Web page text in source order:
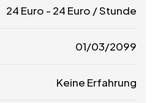
24 Euro - 24 Euro / Stunde
01/03/2099
Keine Erfahrung